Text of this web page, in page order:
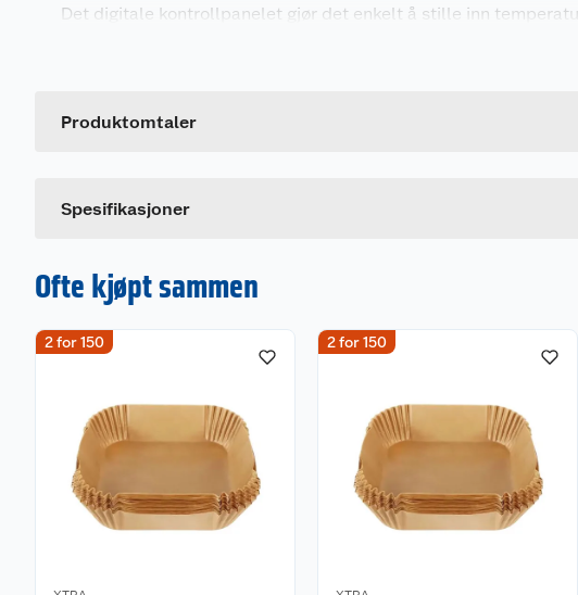
Det digitale kontrollpanelet gjør det enkelt å stille inn
Kapasitet 4,5+4,5L
Dual Zone, 2 uavhengige kurver
Rask oppvarmingsfunksjon
Cool touch
Timerfunksjon
Non-stick belegg
Deler tåler oppvaskmaskin
Anti-skli føtter
Samsvarer med GS A13 standard
BPA fritt materiale i kontakt med mat
Produktomtaler
Spesifikasjoner
Leverandørens artikkelnummer
Ofte kjøpt sammen
2 for 150 2 for 150